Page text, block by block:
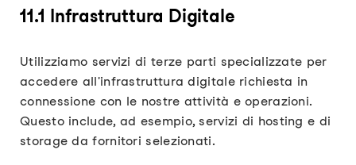
11.1 Infrastruttura Digitale
Utilizziamo servizi di terze parti specializzate per
accedere all'infrastruttura digitale richiesta in
connessione con le nostre attività e operazioni.
Questo include, ad esempio, servizi di hosting e di
storage da fornitori selezionati.